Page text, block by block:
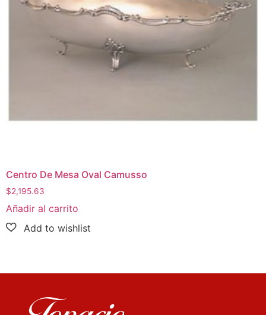
Centro De Mesa Oval Camusso
$2,195.63
Añadir al carrito